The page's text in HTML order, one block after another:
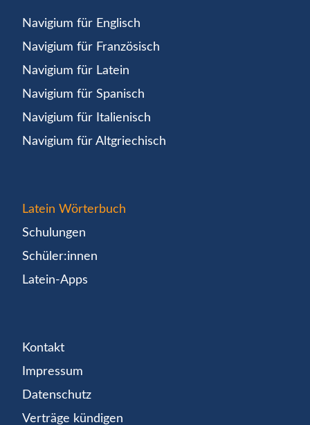
Navigium für Englisch
Navigium für Französisch
Navigium für Latein
Navigium für Spanisch
Navigium für Italienisch
Navigium für Altgriechisch
Latein Wörterbuch
Schulungen
Schüler:innen
Latein-Apps
Kontakt
Impressum
Datenschutz
Verträge kündigen